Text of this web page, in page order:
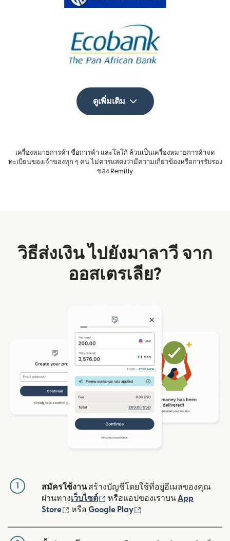
ดูเพิ่มเติม
เครื่องหมายการค้า ชื่อการค้า และโลโก้ ล้วนเป็นเครื่องหมายการค้าจด
ทะเบียนของเจ้าของทุก ๆ คน ไม่ควรแสดงว่ามีความเกี่ยวข้องหรือการรับรอง
ของ Remitly
วิธีส่งเงิน ไปยังมาลาวี จาก
ออสเตรเลีย?
1 สมัครใช้งานสร้างบัญชีโดยใช้ที่อยู่อีเมลของคุณ
ผ่านทางเว็บไซต์ (เปิดในหน้าต่างใหม่)
หรือแอปของเราบน App
Store
(เปิดในหน้าต่างใหม่)
หรือ Google Play